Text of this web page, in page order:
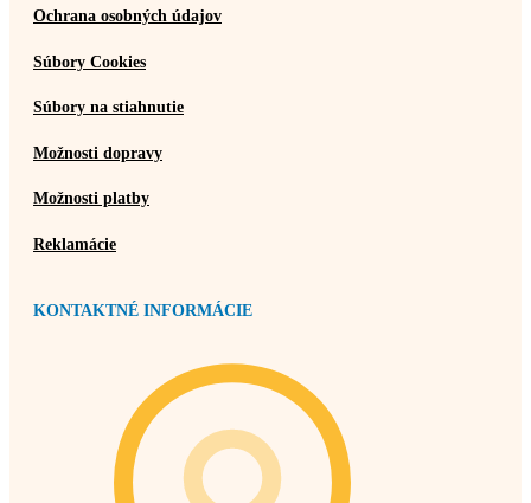
Ochrana osobných údajov
Súbory Cookies
Súbory na stiahnutie
Možnosti dopravy
Možnosti platby
Reklamácie
KONTAKTNÉ INFORMÁCIE